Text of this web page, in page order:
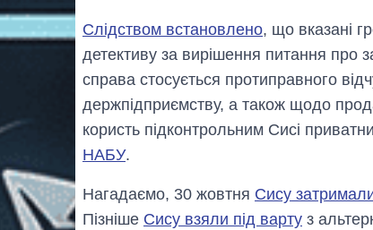
Слідством встановлено, що вказані
детективу за вирішення питання про
справа стосується протиправного
держпідприємству, а також щодо
користь підконтрольним Сисі
НАБУ.
Нагадаємо, 30 жовтня Сису
Пізніше Сису взяли під варту з